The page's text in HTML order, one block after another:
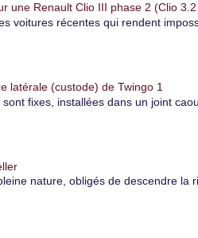
une Renault Clio III phase 2 (Clio
voitures récentes qui rendent
latérale (custode) de Twingo 1
fixes, installées dans un joint
nature, obligés de descendre